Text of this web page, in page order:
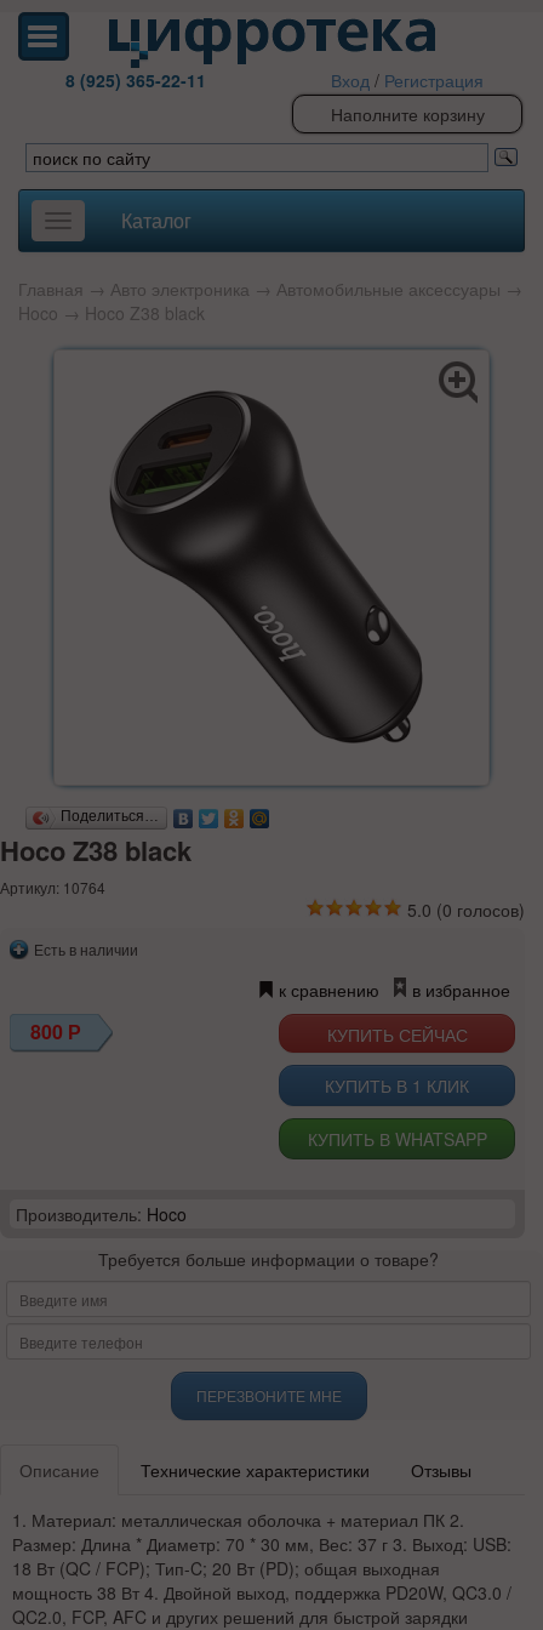
8 (925) 365-22-11 Вход / Регистрация
Наполните корзину
Toggle
navigation
Каталог
Главная → Авто электроника → Автомобильные аксессуары →
Hoco → Hoco Z38 black
Поделиться…
Hoco Z38 black
Артикул: 10764
5.0 (0 голосов)
Есть в наличии
к сравнению в избранное
800 Р
КУПИТЬ В 1 КЛИК
КУПИТЬ В WHATSAPP
Производитель: Hoco
Требуется больше информации о товаре?
ПЕРЕЗВОНИТЕ МНЕ
Описание Технические характеристики Отзывы
1. Материал: металлическая оболочка + материал ПК 2.
Размер: Длина * Диаметр: 70 * 30 мм, Вес: 37 г 3. Выход: USB:
18 Вт (QC / FCP); Тип-C; 20 Вт (PD); общая выходная
мощность 38 Вт 4. Двойной выход, поддержка PD20W, QC3.0 /
QC2.0, FCP, AFC и других решений для быстрой зарядки